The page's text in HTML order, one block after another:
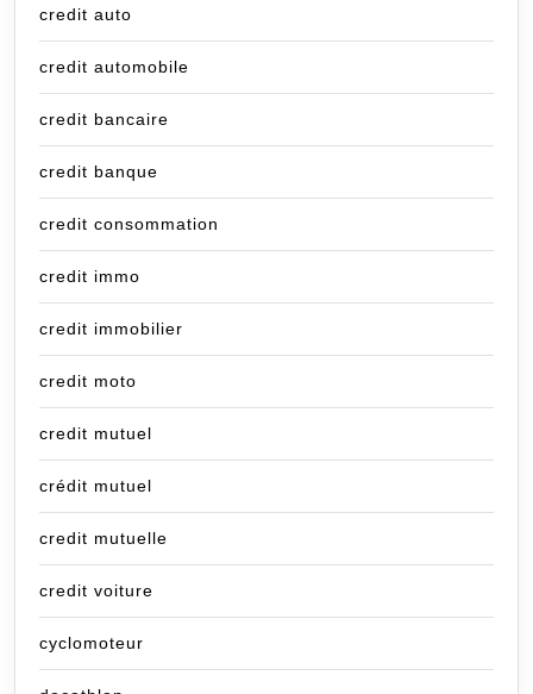
credit auto
credit automobile
credit bancaire
credit banque
credit consommation
credit immo
credit immobilier
credit moto
credit mutuel
crédit mutuel
credit mutuelle
credit voiture
cyclomoteur